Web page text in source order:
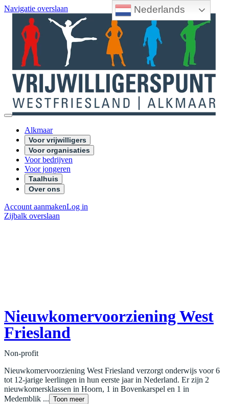
Nederlands
Navigatie overslaan
Alkmaar
Voor vrijwilligers
Voor organisaties
Voor bedrijven
Voor jongeren
Taalhuis
Over ons
Account aanmakenLog in
Zijbalk overslaan
Nieuwkomervoorziening West
Friesland
Non-profit
Nieuwkomervoorziening West Friesland verzorgt onderwijs voor 6
tot 12-jarige leerlingen in hun eerste jaar in Nederland. Er zijn 2
nieuwkomersklassen in Hoorn, 1 in Bovenkarspel en 1 in
Medemblik ... Toon meer